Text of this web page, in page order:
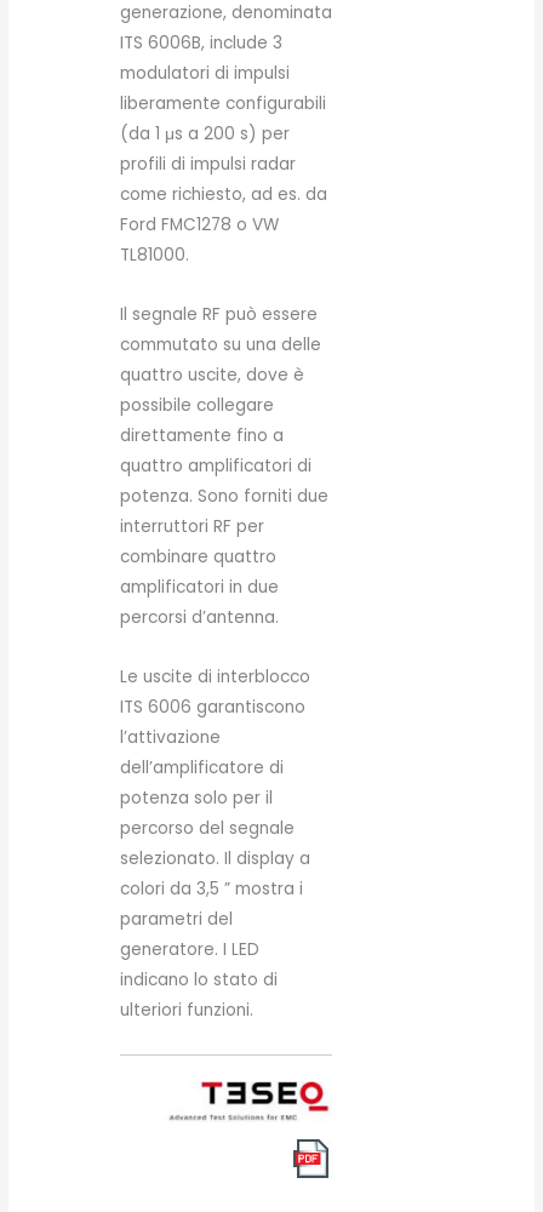
generazione, denominata
ITS 6006B, include 3
modulatori di impulsi
liberamente configurabili
(da 1 μs a 200 s) per
profili di impulsi radar
come richiesto, ad es. da
Ford FMC1278 o VW
TL81000.
Il segnale RF può essere
commutato su una delle
quattro uscite, dove è
possibile collegare
direttamente fino a
quattro amplificatori di
potenza. Sono forniti due
interruttori RF per
combinare quattro
amplificatori in due
percorsi d’antenna.
Le uscite di interblocco
ITS 6006 garantiscono
l’attivazione
dell’amplificatore di
potenza solo per il
percorso del segnale
selezionato. Il display a
colori da 3,5 ” mostra i
parametri del
generatore. I LED
indicano lo stato di
ulteriori funzioni.